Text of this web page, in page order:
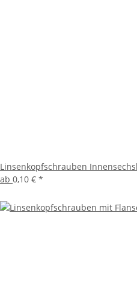
Linsenkopfschrauben
ab 0,10 € *